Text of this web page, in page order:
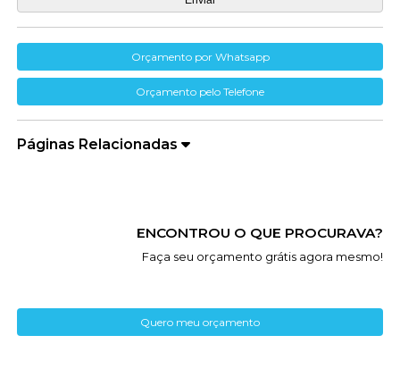
Orçamento por Whatsapp
Orçamento pelo Telefone
Páginas Relacionadas
ENCONTROU O QUE PROCURAVA?
Faça seu orçamento grátis agora mesmo!
Quero meu orçamento